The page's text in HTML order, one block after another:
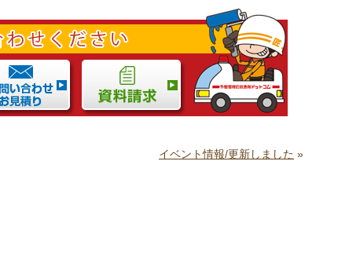
イベント情報/更新しました »